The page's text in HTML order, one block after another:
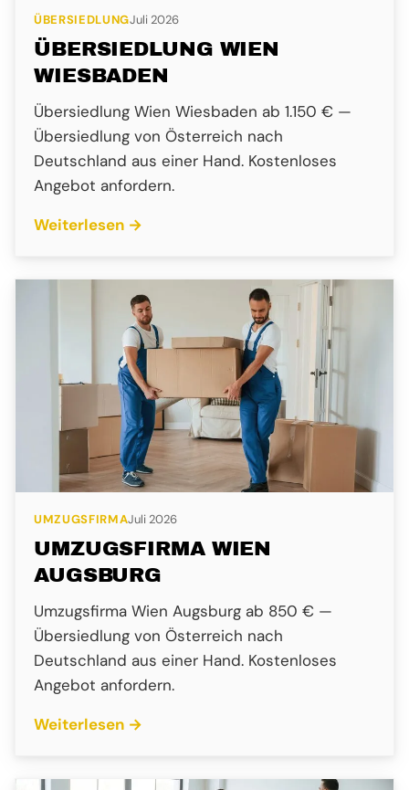
ÜBERSIEDLUNGJuli 2026
ÜBERSIEDLUNG WIEN
WIESBADEN
Übersiedlung Wien Wiesbaden ab 1.150 € —
Übersiedlung von Österreich nach
Deutschland aus einer Hand. Kostenloses
Angebot anfordern.
Weiterlesen →
UMZUGSFIRMAJuli 2026
UMZUGSFIRMA WIEN
AUGSBURG
Umzugsfirma Wien Augsburg ab 850 € —
Übersiedlung von Österreich nach
Deutschland aus einer Hand. Kostenloses
Angebot anfordern.
Weiterlesen →